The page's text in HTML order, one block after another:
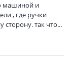
машиной и
, где ручки
так что...